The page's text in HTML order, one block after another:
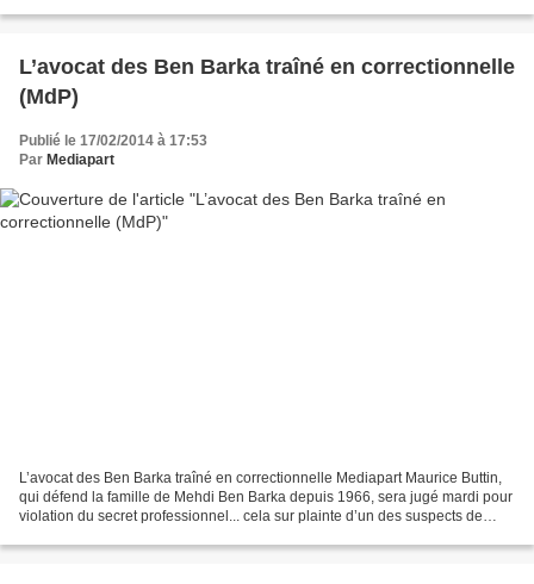
L’avocat des Ben Barka traîné en correctionnelle
(MdP)
Publié le 17/02/2014 à 17:53
Par Mediapart
L’avocat des Ben Barka traîné en correctionnelle Mediapart Maurice Buttin,
qui défend la famille de Mehdi Ben Barka depuis 1966, sera jugé mardi pour
violation du secret professionnel... cela sur plainte d’un des suspects de